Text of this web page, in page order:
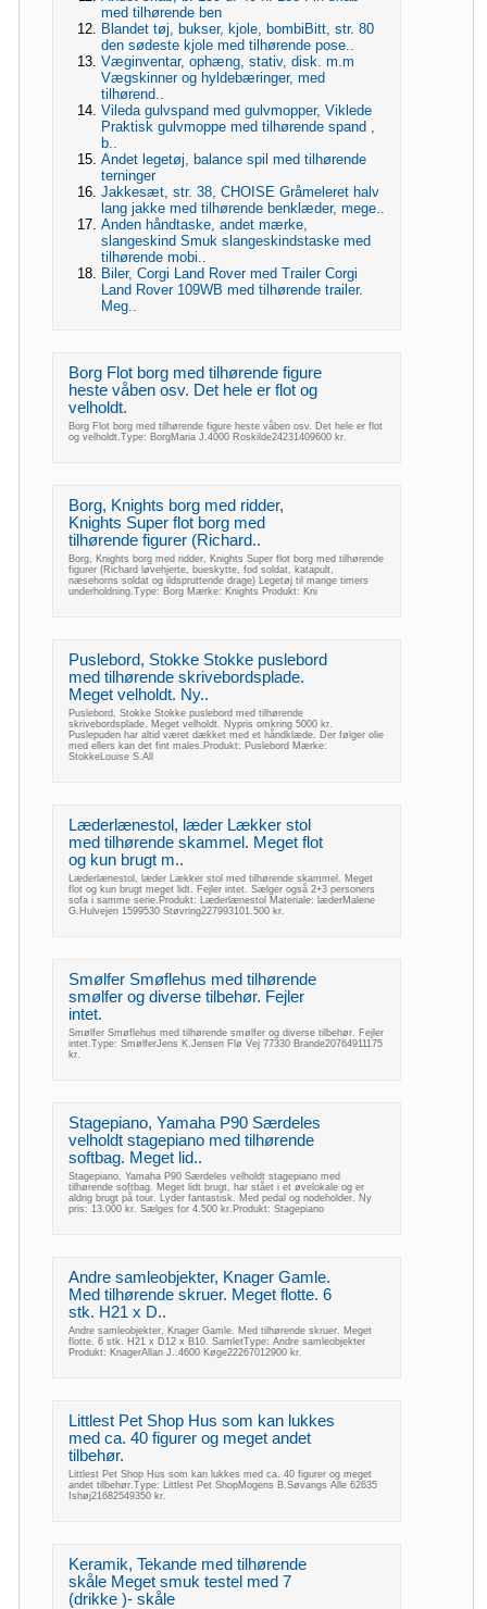
med tilhørende ben
Blandet tøj, bukser, kjole, bombiBitt, str. 80
den sødeste kjole med tilhørende pose..
Væginventar, ophæng, stativ, disk. m.m
Vægskinner og hyldebæringer, med
tilhørend..
Vileda gulvspand med gulvmopper, Viklede
Praktisk gulvmoppe med tilhørende spand ,
b..
Andet legetøj, balance spil med tilhørende
terninger
Jakkesæt, str. 38, CHOISE Gråmeleret halv
lang jakke med tilhørende benklæder, mege..
Anden håndtaske, andet mærke,
slangeskind Smuk slangeskindstaske med
tilhørende mobi..
Biler, Corgi Land Rover med Trailer Corgi
Land Rover 109WB med tilhørende trailer.
Meg..
Borg Flot borg med tilhørende figure
heste våben osv. Det hele er flot og
velholdt.
Borg Flot borg med tilhørende figure heste våben osv. Det hele er flot
og velholdt.Type: BorgMaria J.4000 Roskilde24231409600 kr.
Borg, Knights borg med ridder,
Knights Super flot borg med
tilhørende figurer (Richard..
Borg, Knights borg med ridder, Knights Super flot borg med tilhørende
figurer (Richard løvehjerte, bueskytte, fod soldat, katapult,
næsehorns soldat og ildspruttende drage) Legetøj til mange timers
underholdning.Type: Borg Mærke: Knights Produkt: Kni
Puslebord, Stokke Stokke puslebord
med tilhørende skrivebordsplade.
Meget velholdt. Ny..
Puslebord, Stokke Stokke puslebord med tilhørende
skrivebordsplade. Meget velholdt. Nypris omkring 5000 kr.
Puslepuden har altid været dækket med et håndklæde. Der følger olie
med ellers kan det fint males.Produkt: Puslebord Mærke:
StokkeLouise S.All
Læderlænestol, læder Lækker stol
med tilhørende skammel. Meget flot
og kun brugt m..
Læderlænestol, læder Lækker stol med tilhørende skammel. Meget
flot og kun brugt meget lidt. Fejler intet. Sælger også 2+3 personers
sofa i samme serie.Produkt: Læderlænestol Materiale: læderMalene
G.Hulvejen 1599530 Støvring227993101.500 kr.
Smølfer Smøflehus med tilhørende
smølfer og diverse tilbehør. Fejler
intet.
Smølfer Smøflehus med tilhørende smølfer og diverse tilbehør. Fejler
intet.Type: SmølferJens K.Jensen Flø Vej 77330 Brande20764911175
kr.
Stagepiano, Yamaha P90 Særdeles
velholdt stagepiano med tilhørende
softbag. Meget lid..
Stagepiano, Yamaha P90 Særdeles velholdt stagepiano med
tilhørende softbag. Meget lidt brugt, har stået i et øvelokale og er
aldrig brugt på tour. Lyder fantastisk. Med pedal og nodeholder. Ny
pris: 13.000 kr. Sælges for 4.500 kr.Produkt: Stagepiano
Andre samleobjekter, Knager Gamle.
Med tilhørende skruer. Meget flotte. 6
stk. H21 x D..
Andre samleobjekter, Knager Gamle. Med tilhørende skruer. Meget
flotte. 6 stk. H21 x D12 x B10. SamletType: Andre samleobjekter
Produkt: KnagerAllan J..4600 Køge22267012900 kr.
Littlest Pet Shop Hus som kan lukkes
med ca. 40 figurer og meget andet
tilbehør.
Littlest Pet Shop Hus som kan lukkes med ca. 40 figurer og meget
andet tilbehør.Type: Littlest Pet ShopMogens B.Søvangs Alle 62635
Ishøj21682549350 kr.
Keramik, Tekande med tilhørende
skåle Meget smuk testel med 7
(drikke )- skåle